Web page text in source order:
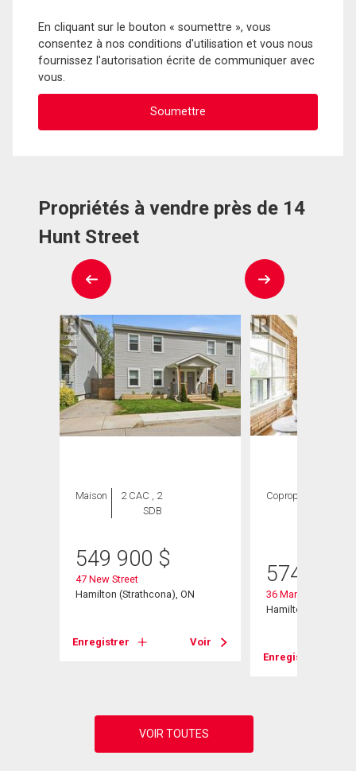
En cliquant sur le bouton « soumettre », vous
consentez à nos conditions d'utilisation et vous nous
fournissez l'autorisation écrite de communiquer avec
vous.
Propriétés à vendre près de 14
Hunt Street
Maison
2 CAC , 2
SDB
549 900 $
47 New Street
Hamilton (Strathcona), ON
Enregistrer Voir
Copropriété
574 900
36 Margaret Street
Hamilton, ON
Enregistrer